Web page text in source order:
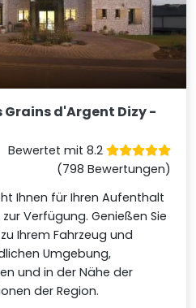
Grains d'Argent Dizy -
Bewertet mit 8.2
(798 Bewertungen)
Ihnen für Ihren Aufenthalt
Verfügung. Genießen Sie
Ihrem Fahrzeug und
Umgebung,
und in der Nähe der
der Region.